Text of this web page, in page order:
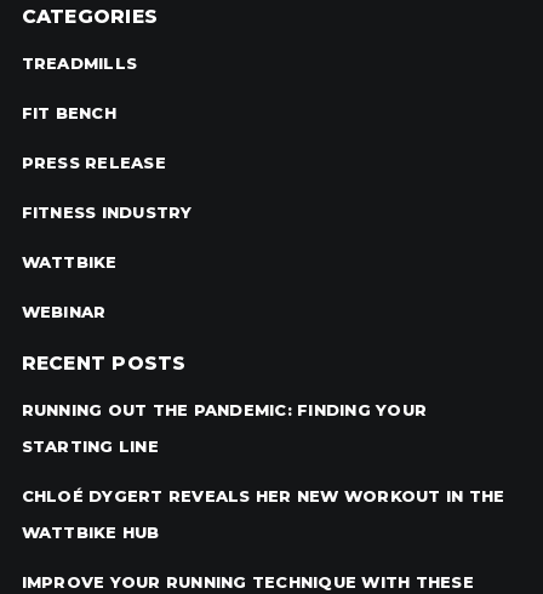
CATEGORIES
TREADMILLS
FIT BENCH
PRESS RELEASE
FITNESS INDUSTRY
WATTBIKE
WEBINAR
RECENT POSTS
RUNNING OUT THE PANDEMIC: FINDING YOUR
STARTING LINE
CHLOÉ DYGERT REVEALS HER NEW WORKOUT IN THE
WATTBIKE HUB
IMPROVE YOUR RUNNING TECHNIQUE WITH THESE